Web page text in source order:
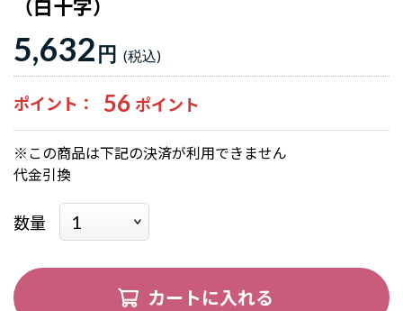
5,632円
ポイント 56
※この商品は下記の決済が利用できません
代金引換
数量
カートに入れる